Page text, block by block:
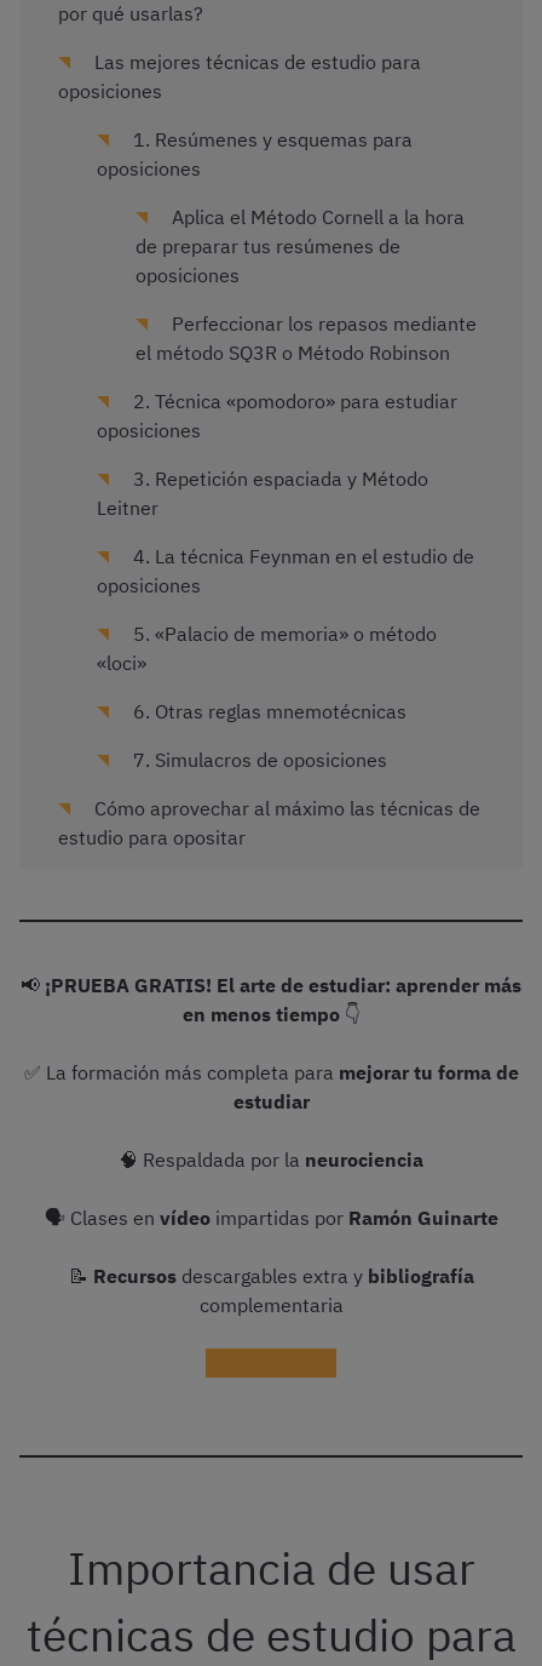
por qué usarlas?
Las mejores técnicas de estudio para
oposiciones
1. Resúmenes y esquemas para
oposiciones
Aplica el Método Cornell a la hora
de preparar tus resúmenes de
oposiciones
Perfeccionar los repasos mediante
el método SQ3R o Método Robinson
2. Técnica «pomodoro» para estudiar
oposiciones
3. Repetición espaciada y Método
Leitner
4. La técnica Feynman en el estudio de
oposiciones
5. «Palacio de memoria» o método
«loci»
6. Otras reglas mnemotécnicas
7. Simulacros de oposiciones
Cómo aprovechar al máximo las técnicas de
estudio para opositar
📢 ¡PRUEBA GRATIS! El arte de estudiar: aprender más
en menos tiempo👇
✅ La formación más completa para mejorar tu forma de
estudiar
🧠 Respaldada por la neurociencia
🗣 Clases en vídeoimpartidas por Ramón Guinarte
📝 Recursos descargables extra y bibliografía
complementaria
Importancia de usar
técnicas de estudio para